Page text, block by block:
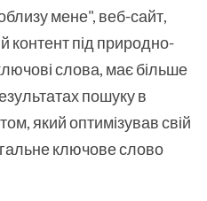
мене", веб-сайт,
контент під природно-
слова, має більше
пошуку в
який оптимізував свій
ключове слово